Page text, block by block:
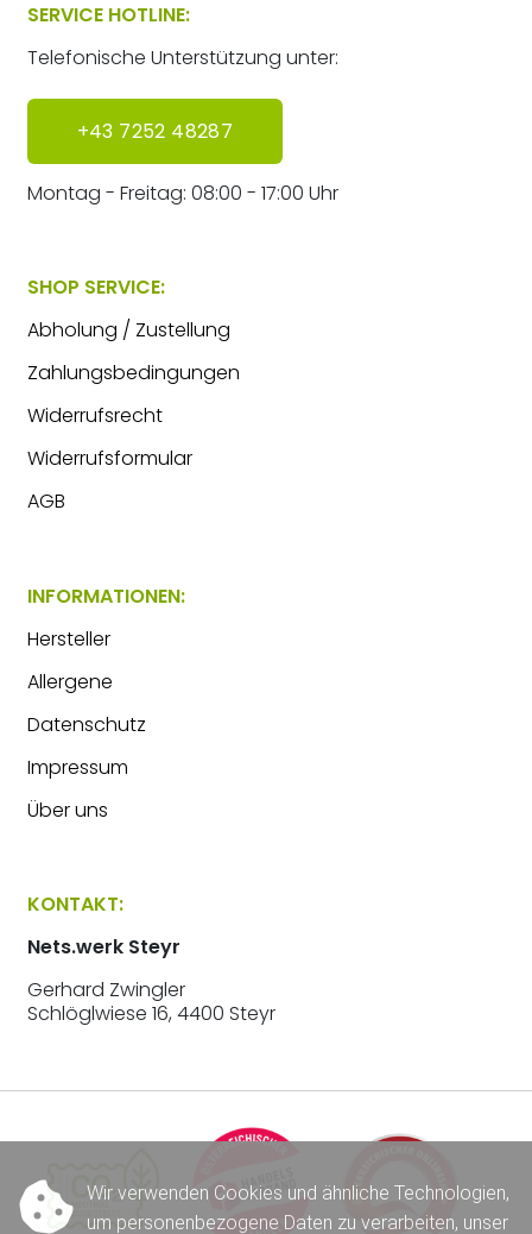
SERVICE HOTLINE:
Telefonische Unterstützung unter:
+43 7252 48287
Montag - Freitag: 08:00 - 17:00 Uhr
SHOP SERVICE:
Abholung / Zustellung
Zahlungsbedingungen
Widerrufsrecht
Widerrufsformular
AGB
INFORMATIONEN:
Hersteller
Allergene
Datenschutz
Impressum
Über uns
KONTAKT:
Nets.werk Steyr
Gerhard Zwingler
Schlöglwiese 16, 4400 Steyr
Wir verwenden Cookies und ähnliche Technologien,
um personenbezogene Daten zu verarbeiten, unser